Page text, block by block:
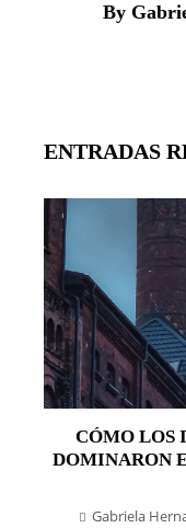
By
ENTRADAS
CÓMO LOS
DOMINARON
Gabriela